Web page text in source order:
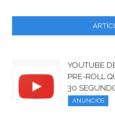
YOUTUBE
PRE-ROLL
30
ANUNCIOS